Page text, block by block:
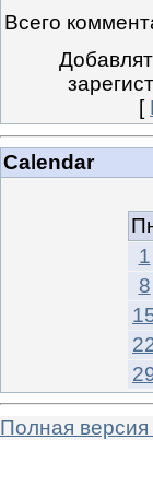
Всего
[
Calendar
1
8
Полная версия